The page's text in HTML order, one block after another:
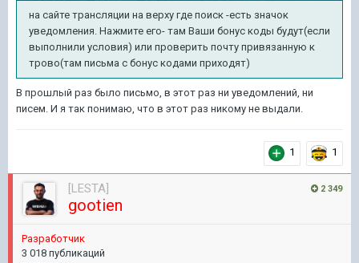
на сайте трансляции на верху где поиск -есть значок
уведомления. Нажмите его- там Ваши бонус коды будут(если
выполнили условия) или проверить почту привязанную к
трово(там письма с бонус кодами приходят)
В прошлый раз было письмо, в этот раз ни уведомлений, ни
писем. И я так понимаю, что в этот раз никому не выдали.
1 1
2 349
[LESTA]
gootien
Pазработчик
3 018 публикаций